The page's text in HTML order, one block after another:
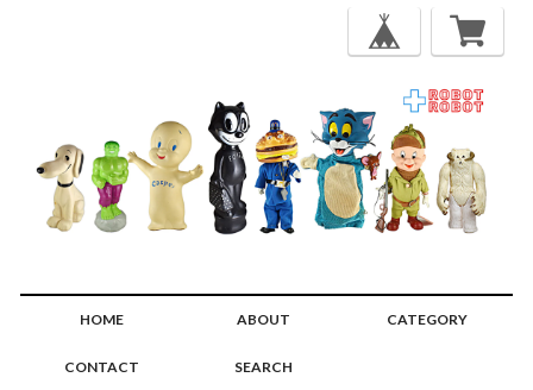
HOME ABOUT CATEGORY
CONTACT SEARCH